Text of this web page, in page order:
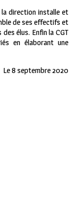
la direction installe et
de ses effectifs et
élus. Enfin la CGT
en élaborant une
Le 8 septembre 2020